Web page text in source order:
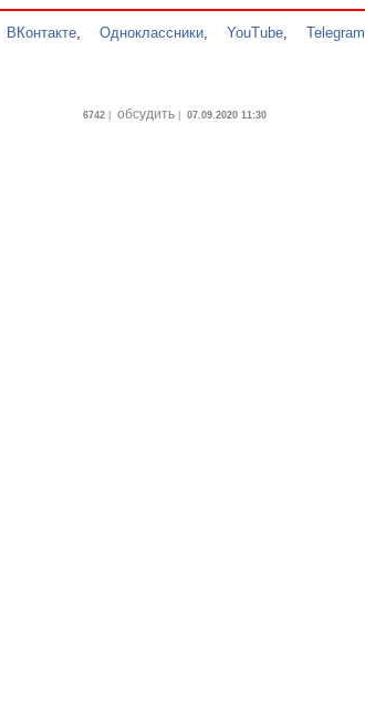
ВКонтакте Одноклассники ,YouTube ,Telegram
6742| обсудить| 07.09.2020 11:30